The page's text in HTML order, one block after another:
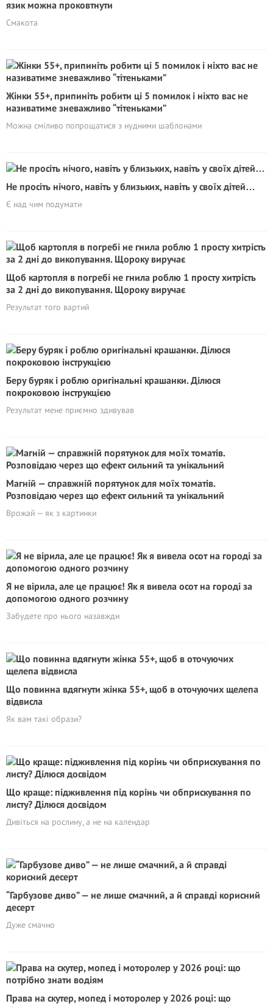
язик можна проковтнути
Смакота
Жінки 55+, припиніть робити ці 5 помилок і ніхто вас не
називатиме зневажливо “тітеньками”
Можна сміливо попрощатися з нудними шаблонами
Не просіть нічого, навіть у близьких, навіть у своїх дітей…
Є над чим подумати
Щоб картопля в погребі не гнила роблю 1 просту хитрість
за 2 дні до викопування. Щороку виручає
Результат того вартий
Беру буряк і роблю оригінальні крашанки. Ділюся
покроковою інструкцією
Результат мене приємно здивував
Магній — справжній порятунок для моїх томатів.
Розповідаю через що ефект сильний та унікальний
Врожай — як з картинки
Я не вірила, але це працює! Як я вивела осот на городі за
допомогою одного розчину
Забудете про нього назавжди
Що повинна вдягнути жінка 55+, щоб в оточуючих щелепа
відвисла
Як вам такі образи?
Що краще: підживлення під корінь чи обприскування по
листу? Ділюся досвідом
Дивіться на рослину, а не на календар
“Гарбузове диво” — не лише смачний, а й справді корисний
десерт
Дуже смачно
Права на скутер, мопед і моторолер у 2026 році: що